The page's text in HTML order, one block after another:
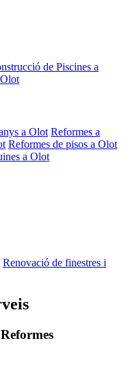
de Piscines a
a Olot Reformes a
Reformes de pisos a Olot
a Olot
Renovació de finestres i